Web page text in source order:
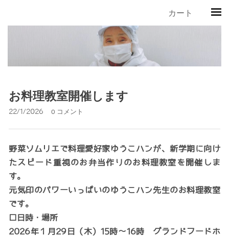
カート
お料理教室開催します
22/1/2026 0 コメント
野菜ソムリエで料理愛好家ゆうこハンが、新学期に向け
たスピード重視のお弁当作りのお料理教室を開催しま
す。
元気印のパワーいっぱいのゆうこハン先生のお料理教室
です。
□日時・場所
2026年１月29日（木）15時〜16時 グランドフードホ